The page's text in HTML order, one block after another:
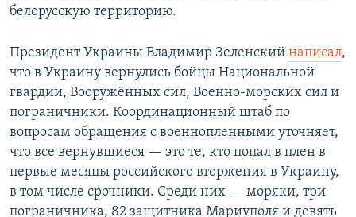
белорусскую территорию.
Президент Украины Владимир Зеленский написал,
что в Украину вернулись бойцы Национальной
гвардии, Вооружённых сил, Военно-морских сил и
пограничники. Координационный штаб по
вопросам обращения с военнопленными уточняет,
что все вернувшиеся — это те, кто попал в плен в
первые месяцы российского вторжения в Украину,
в том числе срочники. Среди них — моряки, три
пограничника, 82 защитника Мариуполя и девять